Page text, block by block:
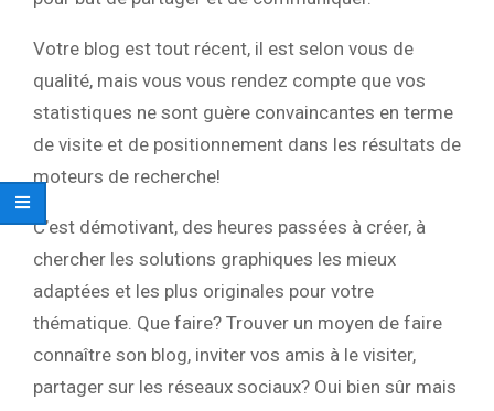
Votre blog est tout récent, il est selon vous de
qualité, mais vous vous rendez compte que vos
statistiques ne sont guère convaincantes en terme
de visite et de positionnement dans les résultats de
moteurs de recherche!
C’est démotivant, des heures passées à créer, à
chercher les solutions graphiques les mieux
adaptées et les plus originales pour votre
thématique. Que faire? Trouver un moyen de faire
connaître son blog, inviter vos amis à le visiter,
partager sur les réseaux sociaux? Oui bien sûr mais